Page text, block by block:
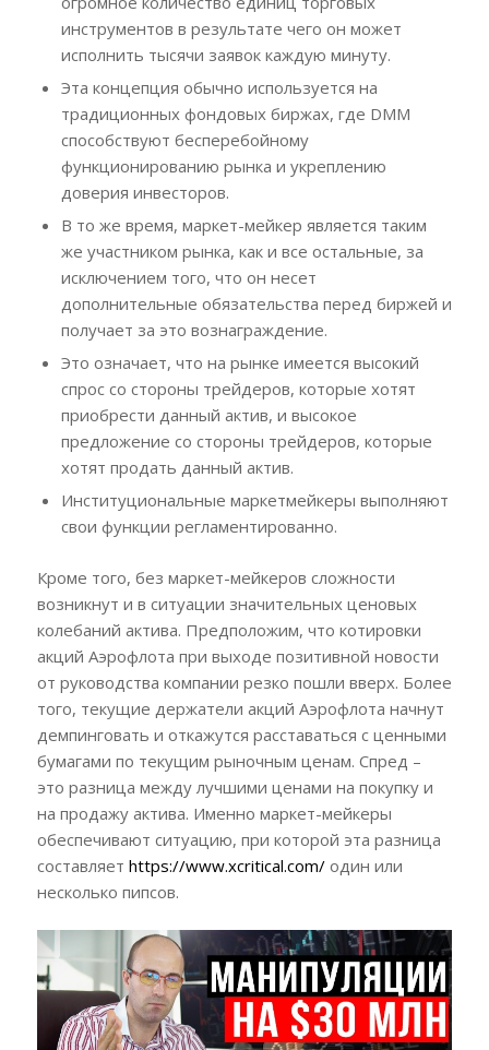
инструментов в результате чего он может
исполнить тысячи заявок каждую минуту.
Эта концепция обычно используется на
традиционных фондовых биржах, где DMM
способствуют бесперебойному
функционированию рынка и укреплению
доверия инвесторов.
В то же время, маркет-мейкер является таким
же участником рынка, как и все остальные, за
исключением того, что он несет
дополнительные обязательства перед биржей и
получает за это вознаграждение.
Это означает, что на рынке имеется высокий
спрос со стороны трейдеров, которые хотят
приобрести данный актив, и высокое
предложение со стороны трейдеров, которые
хотят продать данный актив.
Институциональные маркетмейкеры выполняют
свои функции регламентированно.
Кроме того, без маркет-мейкеров сложности
возникнут и в ситуации значительных ценовых
колебаний актива. Предположим, что котировки
акций Аэрофлота при выходе позитивной новости
от руководства компании резко пошли вверх. Более
того, текущие держатели акций Аэрофлота начнут
демпинговать и откажутся расставаться с ценными
бумагами по текущим рыночным ценам. Спред –
это разница между лучшими ценами на покупку и
на продажу актива. Именно маркет-мейкеры
обеспечивают ситуацию, при которой эта разница
составляет https://www.xcritical.com/один или
несколько пипсов.